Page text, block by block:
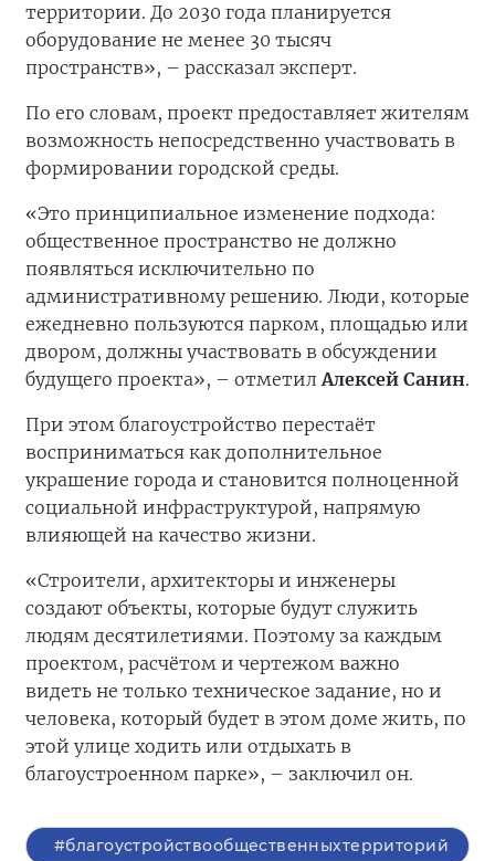
территории. До 2030 года планируется
оборудование не менее 30 тысяч
пространств», – рассказал эксперт.
По его словам, проект предоставляет жителям
возможность непосредственно участвовать в
формировании городской среды.
«Это принципиальное изменение подхода:
общественное пространство не должно
появляться исключительно по
административному решению. Люди, которые
ежедневно пользуются парком, площадью или
двором, должны участвовать в обсуждении
будущего проекта», – отметилАлексей Санин.
При этом благоустройство перестаёт
восприниматься как дополнительное
украшение города и становится полноценной
социальной инфраструктурой, напрямую
влияющей на качество жизни.
«Строители, архитекторы и инженеры
создают объекты, которые будут служить
людям десятилетиями. Поэтому за каждым
проектом, расчётом и чертежом важно
видеть не только техническое задание, но и
человека, который будет в этом доме жить, по
этой улице ходить или отдыхать в
благоустроенном парке», – заключил он.
#благоустройствообщественныхтерриторий